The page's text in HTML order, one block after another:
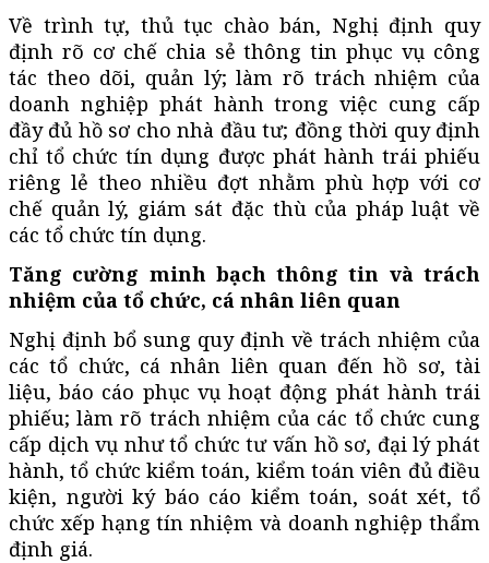
Về trình tự, thủ tục chào bán, Nghị định quy
định rõ cơ chế chia sẻ thông tin phục vụ công
tác theo dõi, quản lý; làm rõ trách nhiệm của
doanh nghiệp phát hành trong việc cung cấp
đầy đủ hồ sơ cho nhà đầu tư; đồng thời quy định
chỉ tổ chức tín dụng được phát hành trái phiếu
riêng lẻ theo nhiều đợt nhằm phù hợp với cơ
chế quản lý, giám sát đặc thù của pháp luật về
các tổ chức tín dụng.
Tăng cường minh bạch thông tin và trách
nhiệm của tổ chức, cá nhân liên quan
Nghị định bổ sung quy định về trách nhiệm của
các tổ chức, cá nhân liên quan đến hồ sơ, tài
liệu, báo cáo phục vụ hoạt động phát hành trái
phiếu; làm rõ trách nhiệm của các tổ chức cung
cấp dịch vụ như tổ chức tư vấn hồ sơ, đại lý phát
hành, tổ chức kiểm toán, kiểm toán viên đủ điều
kiện, người ký báo cáo kiểm toán, soát xét, tổ
chức xếp hạng tín nhiệm và doanh nghiệp thẩm
định giá.